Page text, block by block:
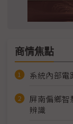
商情焦點
系統內部
屏南偏鄉智
辨識